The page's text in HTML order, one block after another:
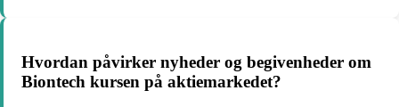
Hvordan påvirker nyheder og begivenheder om
Biontech kursen på aktiemarkedet?